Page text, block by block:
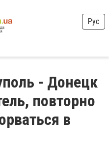
Рус
- Донецк
повторно
в